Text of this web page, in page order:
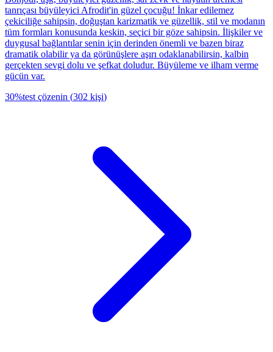
tanrıçası büyüleyici Afrodit'in güzel çocuğu! İnkar edilemez
çekiciliğe sahipsin, doğuştan karizmatik ve güzellik, stil ve modanın
tüm formları konusunda keskin, seçici bir göze sahipsin. İlişkiler ve
duygusal bağlantılar senin için derinden önemli ve bazen biraz
dramatik olabilir ya da görünüşlere aşırı odaklanabilirsin, kalbin
gerçekten sevgi dolu ve şefkat doludur. Büyüleme ve ilham verme
gücün var.
30%test çözenin (302 kişi)